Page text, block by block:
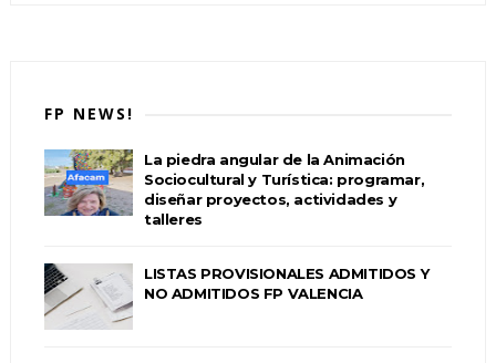
FP NEWS!
La piedra angular de la Animación
Sociocultural y Turística: programar,
diseñar proyectos, actividades y
talleres
LISTAS PROVISIONALES ADMITIDOS Y
NO ADMITIDOS FP VALENCIA